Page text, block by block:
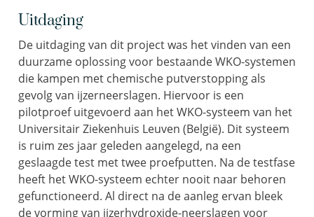
Uitdaging
De uitdaging van dit project was het vinden van een
duurzame oplossing voor bestaande WKO-systemen
die kampen met chemische putverstopping als
gevolg van ijzerneerslagen. Hiervoor is een
pilotproef uitgevoerd aan het WKO-systeem van het
Universitair Ziekenhuis Leuven (België). Dit systeem
is ruim zes jaar geleden aangelegd, na een
geslaagde test met twee proefputten. Na de testfase
heeft het WKO-systeem echter nooit naar behoren
gefunctioneerd. Al direct na de aanleg ervan bleek
de vorming van ijzerhydroxide-neerslagen voor